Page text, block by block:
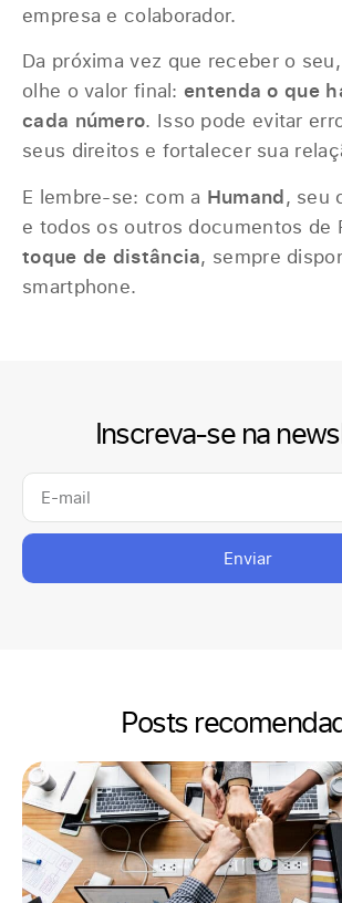
empresa e colaborador.
Da próxima vez que receber o
olhe o valor final:entenda o que
cada número. Isso pode evitar
seus direitos e fortalecer sua
E lembre-se: com a Humand, seu
e todos os outros documentos de
toque de distância, sempre
smartphone.
Inscreva-se na
Enviar
Posts